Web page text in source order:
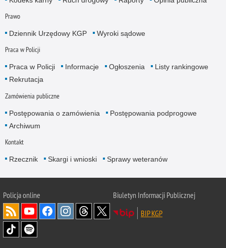
Prawo
Dziennik Urzędowy KGP Wyroki sądowe
Praca w Policji
Praca w Policji Informacje Ogłoszenia
Listy rankingowe
Rekrutacja
Zamówienia publiczne
Postępowania o zamówienia
Postępowania podprogowe
Archiwum
Kontakt
Rzecznik Skargi i wnioski Sprawy weteranów
Policjaonline
Biuletyn Informacji Publicznej
BIP KGP